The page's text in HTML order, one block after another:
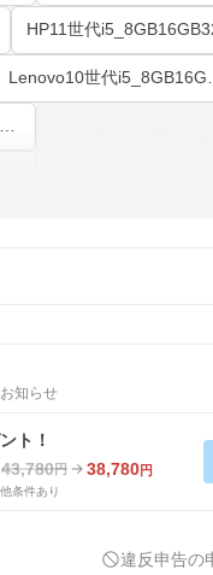
HP11世代
知らせ
ト！
43,780円 38,780円
条件あり
違反申告の